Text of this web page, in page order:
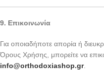
9. Επικοινωνία
Για οποιαδήποτε απορία ή
Όρους Χρήσης, μπορείτε να
info@orthodoxiashop.gr.